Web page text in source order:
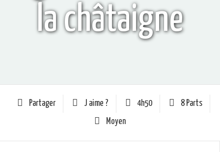
la châtaigne
Partager J aime ? 4h50 8 Parts
Moyen